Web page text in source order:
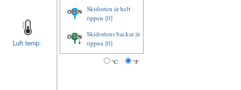
Luft temp.
Skidorten är helt
öppen [0]
Skidortens backar är
öppna [0]
°C °F